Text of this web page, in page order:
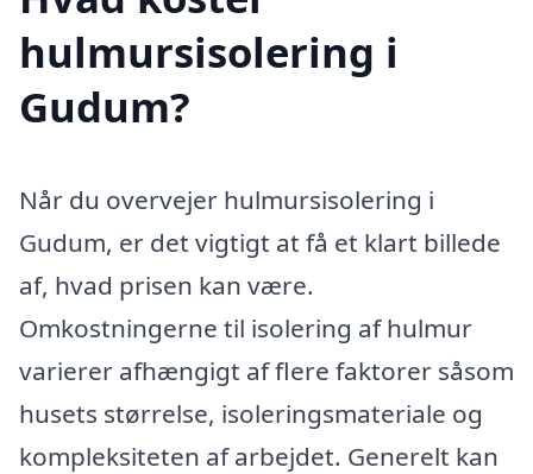
hulmursisolering i
Gudum?
Når du overvejer hulmursisolering i
Gudum, er det vigtigt at få et klart billede
af, hvad prisen kan være.
Omkostningerne til isolering af hulmur
varierer afhængigt af flere faktorer såsom
husets størrelse, isoleringsmateriale og
kompleksiteten af arbejdet. Generelt kan